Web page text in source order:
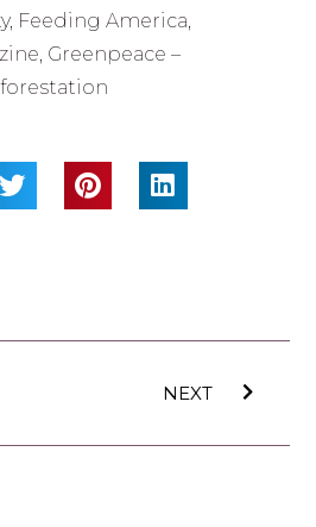
, Feeding America,
Greenpeace –
NEXT